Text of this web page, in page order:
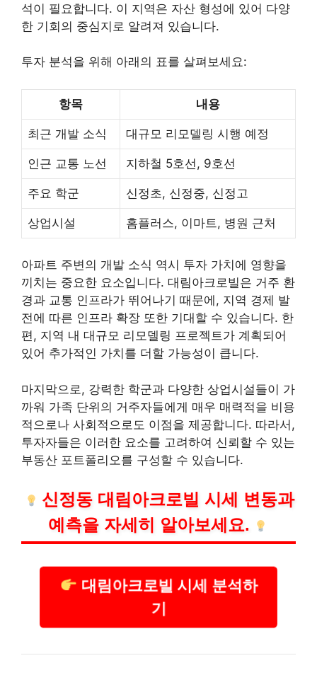
석이 필요합니다. 이 지역은 자산 형성에 있어 다양
한 기회의 중심지로 알려져 있습니다.
투자 분석을 위해 아래의 표를 살펴보세요:
항목 내용
최근 개발 소식 대규모 리모델링 시행 예정
인근 교통 노선 지하철 5호선, 9호선
주요 학군 신정초, 신정중, 신정고
상업시설 홈플러스, 이마트, 병원 근처
아파트 주변의 개발 소식 역시 투자 가치에 영향을
끼치는 중요한 요소입니다. 대림아크로빌은 거주 환
경과 교통 인프라가 뛰어나기 때문에, 지역 경제 발
전에 따른 인프라 확장 또한 기대할 수 있습니다. 한
편, 지역 내 대규모 리모델링 프로젝트가 계획되어
있어 추가적인 가치를 더할 가능성이 큽니다.
마지막으로, 강력한 학군과 다양한 상업시설들이 가
까워 가족 단위의 거주자들에게 매우 매력적을 비용
적으로나 사회적으로도 이점을 제공합니다. 따라서,
투자자들은 이러한 요소를 고려하여 신뢰할 수 있는
부동산 포트폴리오를 구성할 수 있습니다.
신정동 대림아크로빌 시세 변동과
예측을 자세히 알아보세요.
대림아크로빌 시세 분석하
기